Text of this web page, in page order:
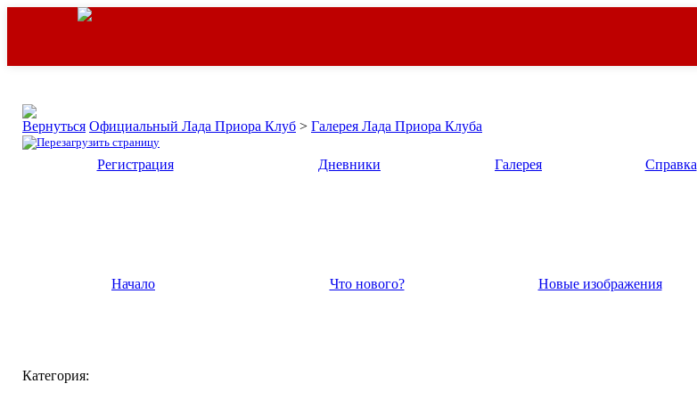
Официальный Лада Приора Клуб > Галерея Лада Приора Клуба
Регистрация
Дневники Галерея Справка
Начало Что нового? Новые изображения
Категория: